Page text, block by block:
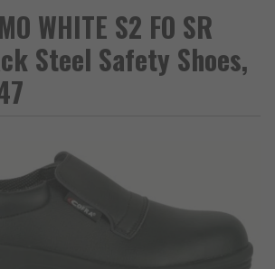
WHITE S2 FO SR
Steel Safety Shoes,